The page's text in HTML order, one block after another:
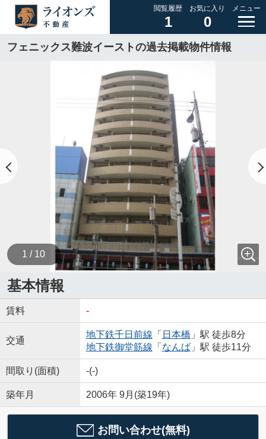
閲覧履歴
1
お気に入り
0
メニュー
フェニックス難波イーストの過去掲載物件情報
1 / 10
基本情報
賃料 -
交通
地下鉄千日前線 「 日本橋 」駅 徒歩8分
地下鉄御堂筋線 「 なんば」駅 徒歩11分
間取り(面積) -(-)
築年月 2006年 9月(築19年)
お問い合わせ(無料)